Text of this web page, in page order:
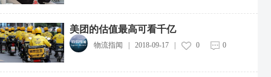
美团的估值最高可看千亿
物流指闻 | 2018-09-17| 0 0